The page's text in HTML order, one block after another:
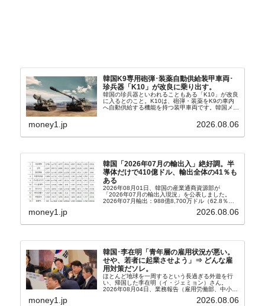
韓国K9専用砲弾･装薬自動供給装甲車両･
珍兵器「K10」が改良に乗り出す。
韓国の珍兵器といわれることもある「K10」が改良
に入るとのこと。K10は、砲弾・装薬をK9の車内
へ自動供給する機能を持つ装甲車両です。韓国メデ
から以下に一部を引きます。2005年に初めて...
money1.jp 2026.08.06
韓国「2026年07月の輸出入」絶好調。半
導体だけで410億ドル、輸出全体の41％も
ある
2026年08月01日、韓国の産業通商資源部が
「2026年07月の輸出入現況」を公表しました。
2026年07月輸出：988億8,700万ドル（62.8％）
輸入：685億6,300万ドル（26.5％）貿易収支：
money1.jp 2026.08.06
韓国･李在明「青年層の雇用状況が悪い。
せや、若者に起業させよう」⇒ どんな雇
用対策だソレ。
ほとんど地球を一周するという長過ぎる外遊を行
い、帰国した李在明（イ・ジェミョン）さん。
2026年08月04日、業務報告（雇用労働部、中小ベ
上、韓国大統領に成りおおせた李在明（イ・ジェミ
money1.jp 2026.08.06